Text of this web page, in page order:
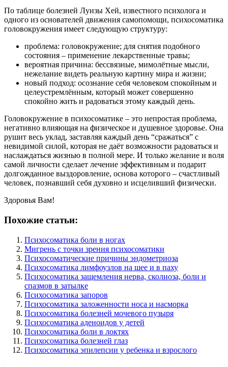
По таблице болезней Луизы Хей, известного психолога и
одного из основателей движения самопомощи, психосоматика
головокружения имеет следующую структуру:
проблема: головокружение; для снятия подобного
состояния – применение лекарственные травы;
вероятная причина: бессвязные, мимолётные мысли,
нежелание видеть реальную картину мира и жизни;
новый подход: осознание себя человеком спокойным и
целеустремлённым, который может совершенно
спокойно жить и радоваться этому каждый день.
Головокружение в психосоматике – это непростая проблема,
негативно влияющая на физическое и душевное здоровье. Она
рушит весь уклад, заставляя каждый день “сражаться” с
невидимой силой, которая не даёт возможности радоваться и
наслаждаться жизнью в полной мере. И только желание и воля
самой личности сделает лечение эффективным и подарит
долгожданное выздоровление, основа которого – счастливый
человек, познавший себя духовно и исцеливший физически.
Здоровья Вам!
Похожие статьи:
Психосоматика боли в ногах
Мигрень с точки зрения психосоматики
Психосоматические причины эндометриоза
Психосоматика лимфоузлов на шее и в паху
Психосоматика защемления нерва, сколиоза, боли и
спазмов в затылке
Психосоматика запоров
Психосоматика заложенности носа и насморка
Психосоматика болезней мочевого пузыря
Психосоматика аденоидов у детей
Психосоматика боли в локтях
Психосоматика болезней глаз
Психосоматика эпилепсии у ребенка и взрослого